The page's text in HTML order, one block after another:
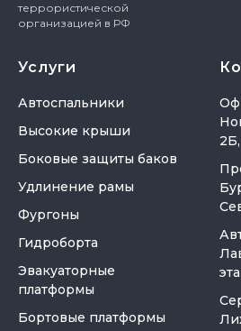
террористической
организацией в РФ
Услуги
Автоспальники
Высокие крыши
Боковые защиты баков
Удлинение рамы
Фургоны
Гидроборта
Эвакуаторные
платформы
Бортовые платформы